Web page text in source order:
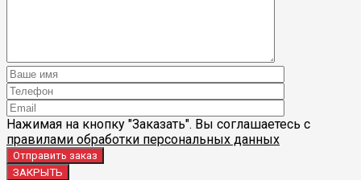
Нажимая на кнопку "Заказать". Вы соглашаетесь с
правилами обработки персональных данных
ЗАКРЫТЬ